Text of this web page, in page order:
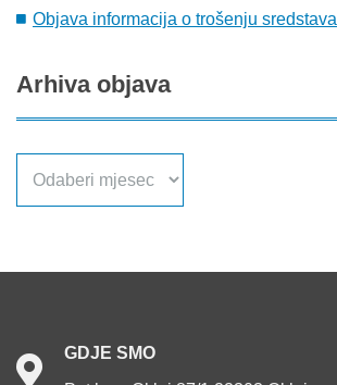
Objava informacija o trošenju sredstava
Arhiva objava
GDJE SMO